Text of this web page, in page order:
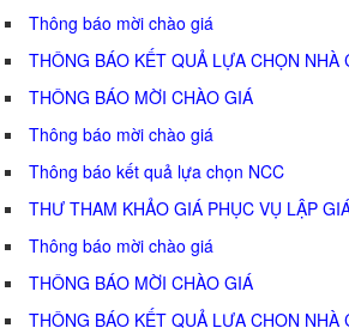
Thông báo mời chào giá
THÔNG BÁO KẾT QUẢ LỰA CHỌN NHÀ
THÔNG BÁO MỜI CHÀO GIÁ
Thông báo mời chào giá
Thông báo kết quả lựa chọn NCC
THƯ THAM KHẢO GIÁ PHỤC VỤ LẬP
Thông báo mời chào giá
THÔNG BÁO MỜI CHÀO GIÁ
THÔNG BÁO KẾT QUẢ LỰA CHỌN NHÀ